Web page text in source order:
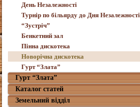
День Незалежності
Турнір по більярду до Дня Незалежності
“Зустріч”
Бенкетний зал
Пінна дискотека
Новорічна дискотека
Гурт “Злата”
Гурт “Злата”
Каталог статей
Земельний відділ